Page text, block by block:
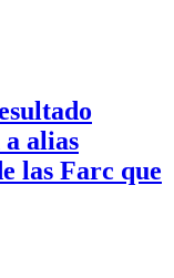
alias
las Farc que